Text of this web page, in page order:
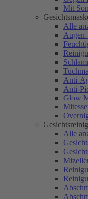
Mit
Alle
Anti-
Anti-
Glow
Alle